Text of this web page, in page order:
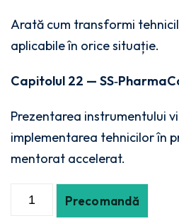
Arată cum transformi
aplicabile în orice situație.
Capitolul 22 —
Prezentarea instrumentului
implementarea tehnicilor în
mentorat accelerat.
Precomandă